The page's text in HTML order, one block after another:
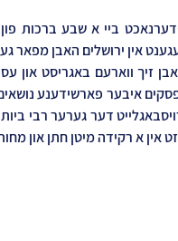
אין א רקידה מיטן חתן און